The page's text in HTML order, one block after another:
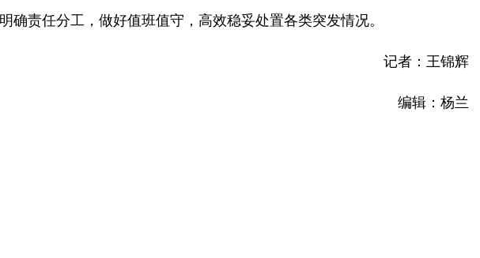
责任分工，做好值班值守，高效稳妥处置各类突发情况。
记者：王锦辉
编辑：杨兰